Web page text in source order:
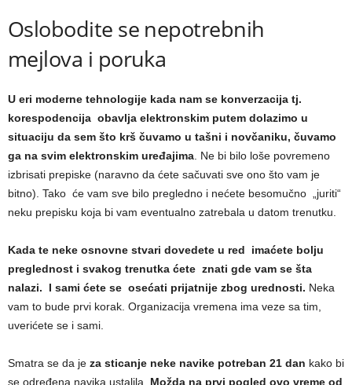
Oslobodite se nepotrebnih
mejlova i poruka
U eri moderne tehnologije kada nam se konverzacija tj.
korespodencija obavlja elektronskim putem dolazimo u
situaciju da sem što krš čuvamo u tašni i novčaniku, čuvamo
ga na svim elektronskim uređajima . Ne bi bilo loše povremeno
izbrisati prepiske (naravno da ćete sačuvati sve ono što vam je
bitno). Tako će vam sve bilo pregledno i nećete besomučno „juriti“
neku prepisku koja bi vam eventualno zatrebala u datom trenutku.
Kada te neke osnovne stvari dovedete u red imaćete bolju
preglednost i svakog trenutka ćete znati gde vam se šta
nalazi. I sami ćete se osećati prijatnije zbog urednosti. Neka
vam to bude prvi korak. Organizacija vremena ima veze sa tim,
uverićete se i sami.
Smatra se da je za sticanje neke navike potreban 21 dan kako bi
se određena navika ustalila. Možda na prvi pogled ovo vreme od